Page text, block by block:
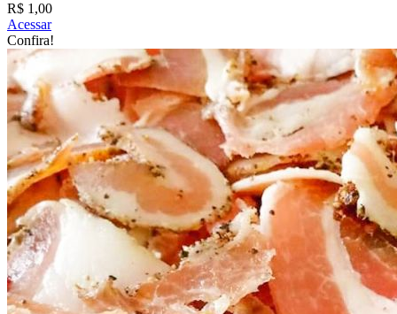
R$ 1,00
Acessar
Confira!